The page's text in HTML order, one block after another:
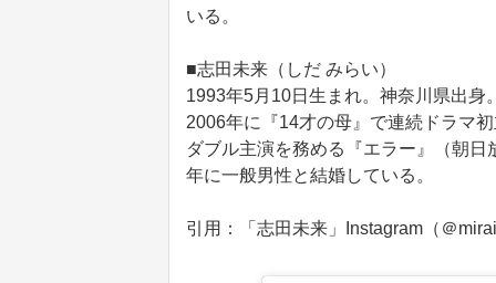
いる。
■志田未来（しだ みらい）
1993年5月10日生まれ。神奈川県出
2006年に『14才の母』で連続ドラマ
ダブル主演を務める『エラー』（朝
年に一般男性と結婚している。
引用：「志田未来」Instagram（＠